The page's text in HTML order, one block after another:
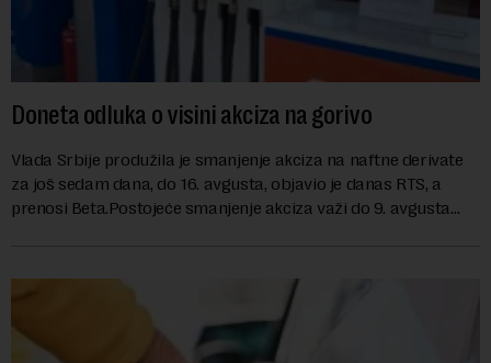
Doneta odluka o visini akciza na gorivo
Vlada Srbije produžila je smanjenje akciza na naftne derivate
za još sedam dana, do 16. avgusta, objavio je danas RTS, a
prenosi Beta.Postojeće smanjenje akciza važi do 9. avgusta